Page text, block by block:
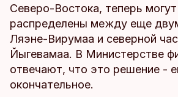
Северо-Востока, теперь
распределены между еще
Ляэне-Вирумаа и северной
Йыгевамаа. В Министерстве
отвечают, что это решение -
окончательное.